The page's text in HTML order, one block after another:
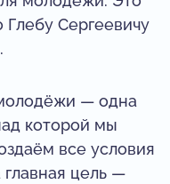
Глебу Сергеевичу
— одна
которой мы
все условия
главная цель —